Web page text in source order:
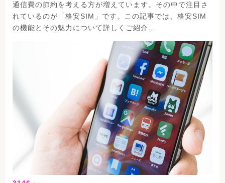
通信費の節約を考える方が増えています。その中で注目さ
れているのが「格安SIM」です。この記事では、格安SIM
の機能とその魅力について詳しくご紹介…